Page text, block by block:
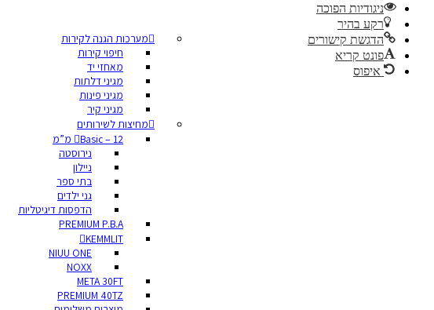
מערכות הגנה לקירות
חיפוי קירות
מאחזי יד
מגיני דלתות
מגיני פינות
מגיני קיר
מחיצות לשירותים
Basic – 12 מ”מ
נירוסטה
ניילון
בתי ספר
גני ילדים
הדפסות דיגיטליות
PREMIUM P.B.A
KEMMLIT
NIUU ONE
NOXX
META 30FT
PREMIUM 40TZ
ניגודיות הפוכה
רקע בהיר
הדגשת קישורים
פונט קריא
איפוס